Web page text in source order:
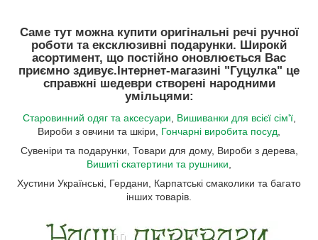
Саме тут можна купити оригінальні речі ручної
роботи та ексклюзивні подарунки. Широкй
асортимент, що постійно оновлюється Вас
приємно здивує.Інтернет-магазині "Гуцулка" це
справжні шедеври створені народними
умільцями:
Старовинний одяг та аксесуари Вишиванки для всієї сім'ї,
Вироби з овчини та шкіри,
Гончарні виробита посуд
Сувеніри та подарунки, Товари для дому, Вироби з дерева,
Вишиті скатертини та рушники
Хустини Українські, Гердани, Карпатські смаколики та багато
інших товарів.